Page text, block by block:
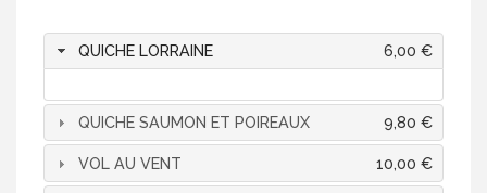
QUICHE LORRAINE 6,00 €
QUICHE SAUMON ET POIREAUX 9,80 €
VOL AU VENT 10,00 €